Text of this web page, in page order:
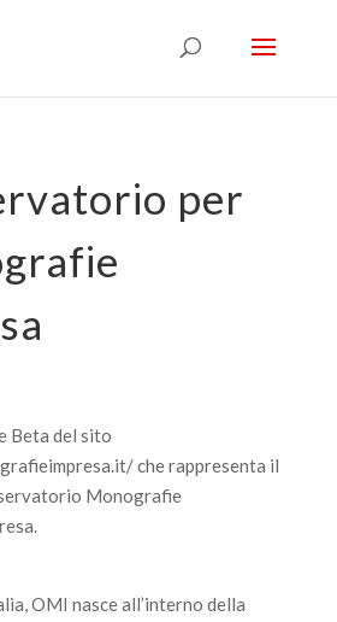
per
Beta del sito
che rappresenta il
Monografie
OMI nasce all’interno della